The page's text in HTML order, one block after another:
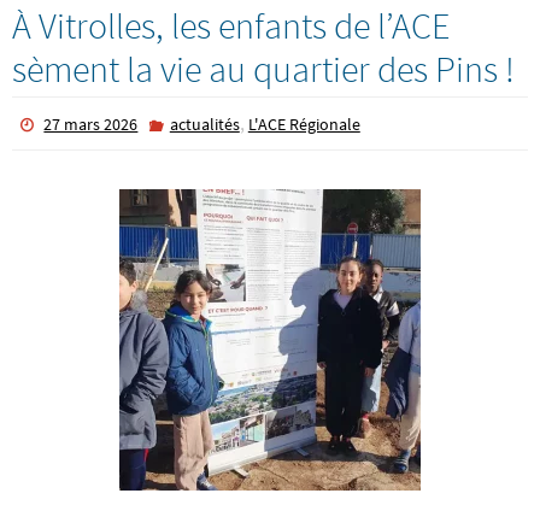
À Vitrolles, les enfants de l’ACE
sèment la vie au quartier des Pins !
27 mars 2026 actualités, L'ACE Régionale